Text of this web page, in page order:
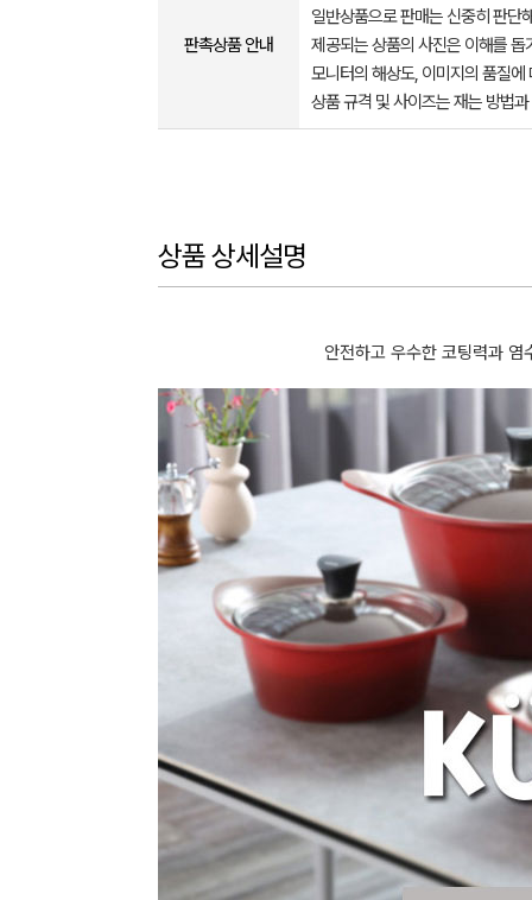
판촉상품 안내
일반상품으로 판매는 신중히 판단
제공되는 상품의 사진은 이해를
모니터의 해상도, 이미지의 품질
상품 규격 및 사이즈는 재는 방법
상품 상세설명
안전하고 우수한 코팅력과